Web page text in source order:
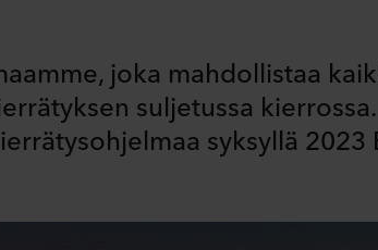
joka mahdollistaa
suljetussa
syksyllä 2023